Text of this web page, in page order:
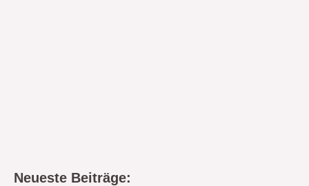
Neueste Beiträge: